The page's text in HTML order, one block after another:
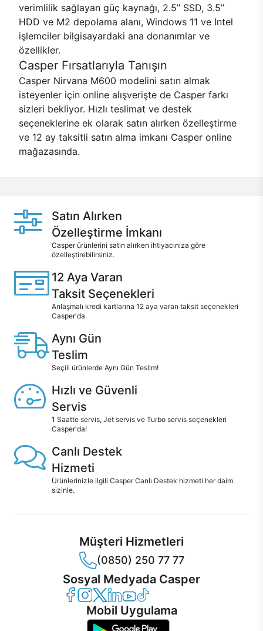
verimlilik sağlayan güç kaynağı, 2.5’’ SSD, 3.5’’
HDD ve M2 depolama alanı, Windows 11 ve Intel
işlemciler bilgisayardaki ana donanımlar ve
özellikler.
Casper Fırsatlarıyla Tanışın
Casper Nirvana M600 modelini satın almak
isteyenler için online alışverişte de Casper farkı
sizleri bekliyor. Hızlı teslimat ve destek
seçeneklerine ek olarak satın alırken özelleştirme
ve 12 ay taksitli satın alma imkanı Casper online
mağazasında.
Satın Alırken
Özelleştirme İmkanı
Casper ürünlerini satın alırken ihtiyacınıza göre
özelleştirebilirsiniz.
12 Aya Varan
Taksit Seçenekleri
Anlaşmalı kredi kartlarına 12 aya varan taksit seçenekleri
Casper'da.
Aynı Gün
Teslim
Seçili ürünlerde Aynı Gün Teslim!
Hızlı ve Güvenli
Servis
1 Saatte servis, Jet servis ve Turbo servis seçenekleri
Casper'da!
Canlı Destek
Hizmeti
Ürünlerinizle ilgili Casper Canlı Destek hizmeti her daim
sizinle.
Müşteri Hizmetleri
(0850) 250 77 77
Sosyal Medyada Casper
Casper Facebook
Casper Instagram
Casper Twitter
Casper LinkedIn
Casper YouTube
Casper TikTok
Mobil Uygulama